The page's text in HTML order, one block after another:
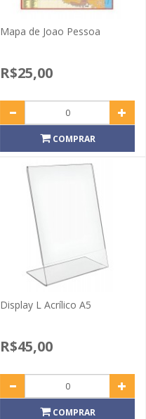
Mapa de Joao Pessoa
R$25,00
COMPRAR
Display L Acrílico A5
R$45,00
COMPRAR